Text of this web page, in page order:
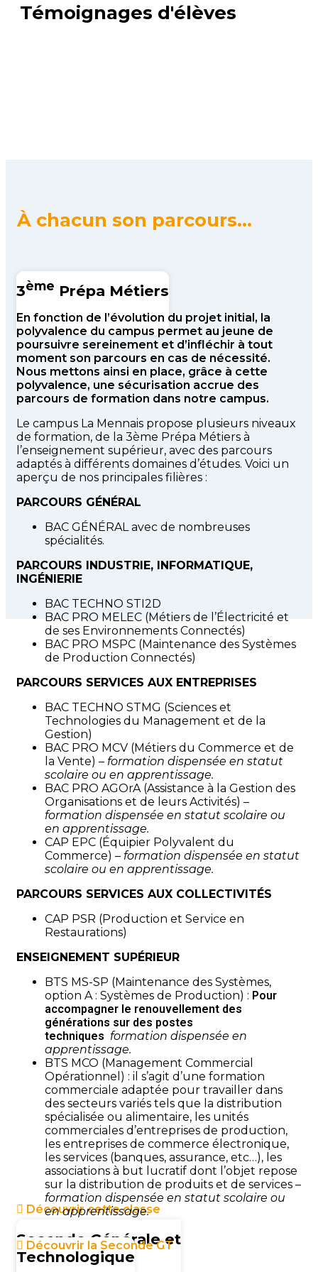
Témoignages d'élèves
À chacun son parcours...
3ème Prépa Métiers
En fonction de l’évolution du projet initial, la
polyvalence du campus permet au jeune de
poursuivre sereinement et d’infléchir à tout
moment son parcours en cas de nécessité.
Nous mettons ainsi en place, grâce à cette
polyvalence, une sécurisation accrue des
parcours de formation dans notre campus.
Le campus La Mennais propose plusieurs niveaux
de formation, de la 3ème Prépa Métiers à
l’enseignement supérieur, avec des parcours
adaptés à différents domaines d’études. Voici un
aperçu de nos principales filières :
PARCOURS GÉNÉRAL
BAC GÉNÉRAL avec de nombreuses
spécialités.
PARCOURS INDUSTRIE, INFORMATIQUE,
INGÉNIERIE
BAC TECHNO STI2D
BAC PRO MELEC (Métiers de l’Électricité et
de ses Environnements Connectés)
BAC PRO MSPC (Maintenance des Systèmes
de Production Connectés)
PARCOURS SERVICES AUX ENTREPRISES
BAC TECHNO STMG (Sciences et
Technologies du Management et de la
Gestion)
BAC PRO MCV (Métiers du Commerce et de
la Vente) – formation dispensée en statut
scolaire ou en apprentissage.
BAC PRO AGOrA (Assistance à la Gestion des
Organisations et de leurs Activités) –
formation dispensée en statut scolaire ou
en apprentissage.
CAP EPC (Équipier Polyvalent du
Commerce) – formation dispensée en statut
scolaire ou en apprentissage.
PARCOURS SERVICES AUX COLLECTIVITÉS
CAP PSR (Production et Service en
Restaurations)
ENSEIGNEMENT SUPÉRIEUR
BTS MS-SP (Maintenance des Systèmes,
option A : Systèmes de Production) : Pour
accompagner le renouvellement des
générations sur des postes
techniques formation dispensée en
apprentissage.
BTS MCO (Management Commercial
Opérationnel) : il s’agit d’une formation
commerciale adaptée pour travailler dans
des secteurs variés tels que la distribution
spécialisée ou alimentaire, les unités
commerciales d’entreprises de production,
les entreprises de commerce électronique,
les services (banques, assurance, etc…), les
associations à but lucratif dont l’objet repose
sur la distribution de produits et de services –
formation dispensée en statut scolaire ou
en apprentissage.
Découvrir cette classe
Seconde Générale et
Technologique
Découvrir la Seconde GT